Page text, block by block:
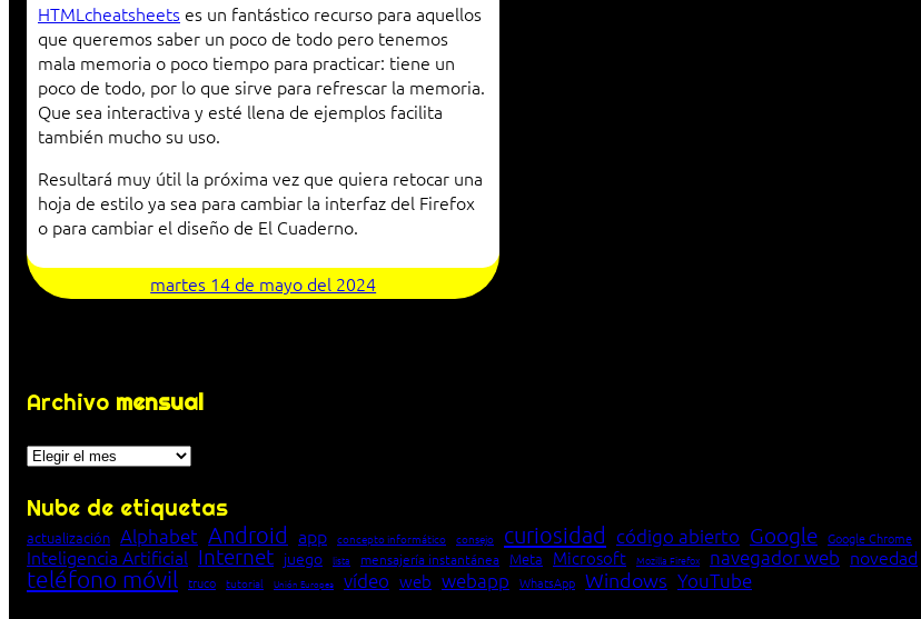
HTMLcheatsheets es un fantástico recurso para aquellos
que queremos saber un poco de todo pero tenemos
mala memoria o poco tiempo para practicar: tiene un
poco de todo, por lo que sirve para refrescar la memoria.
Que sea interactiva y esté llena de ejemplos facilita
también mucho su uso.
Resultará muy útil la próxima vez que quiera retocar una
hoja de estilo ya sea para cambiar la interfaz del Firefox
o para cambiar el diseño de El Cuaderno.
martes 14 de mayo del 2024
Archivo mensual
Archivos
Nube de etiquetas
actualización Alphabet Android app concepto informático consejo curiosidad código abierto Google Google Chrome
Inteligencia Artificial Internet juego lista mensajería instantánea Meta Microsoft Mozilla Firefox navegador web novedad
teléfono móvil truco tutorial Unión Europea vídeo web webapp WhatsApp Windows YouTube